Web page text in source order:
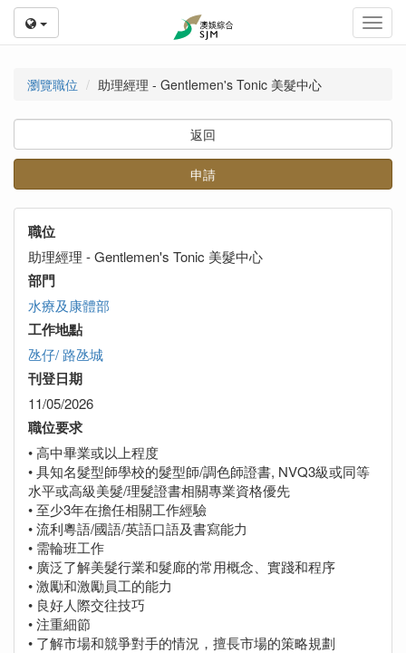
瀏覽職位 助理經理 - Gentlemen's Tonic 美髮中心
返回
申請
職位
助理經理 - Gentlemen's Tonic 美髮中心
部門
水療及康體部
工作地點
氹仔/ 路氹城
刊登日期
11/05/2026
職位要求
• 高中畢業或以上程度
• 具知名髮型師學校的髮型師/調色師證書, NVQ3級或同等
水平或高級美髮/理髮證書相關專業資格優先
• 至少3年在擔任相關工作經驗
• 流利粵語/國語/英語口語及書寫能力
• 需輪班工作
• 廣泛了解美髮行業和髮廊的常用概念、實踐和程序
• 激勵和激勵員工的能力
• 良好人際交往技巧
• 注重細節
• 了解市場和競爭對手的情況，擅長市場的策略規劃